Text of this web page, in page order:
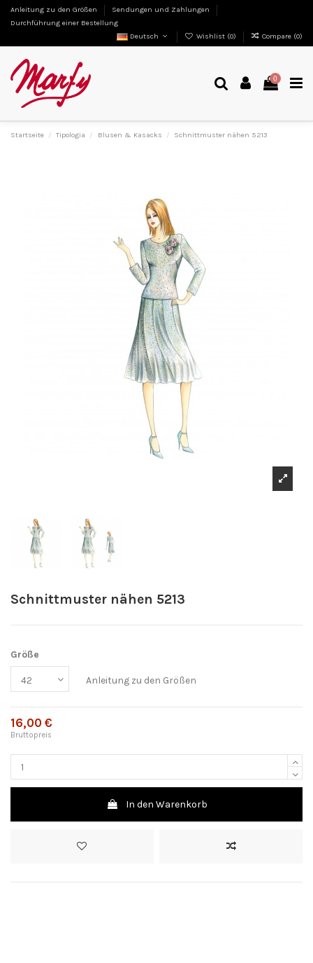
Anleitung zu den Größen
Sendungen und Zahlungen
Durchführung einer Bestellung
Deutsch
Wishlist (0) Compare (0)
0
Startseite Tipologia Blusen & Kasacks Schnittmuster nähen 5213
Schnittmuster nähen 5213
Größe
Anleitung zu den Größen
16,00 €
Bruttopreis
In den Warenkorb